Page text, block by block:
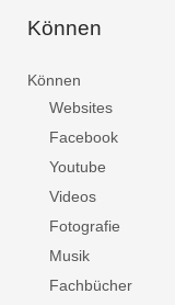
Können
Können
Websites
Facebook
Youtube
Videos
Fotografie
Musik
Fachbücher